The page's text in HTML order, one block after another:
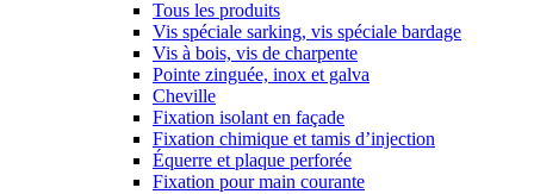
Tous les produits
Vis spéciale sarking, vis spéciale bardage
Vis à bois, vis de charpente
Pointe zinguée, inox et galva
Cheville
Fixation isolant en façade
Fixation chimique et tamis d’injection
Équerre et plaque perforée
Fixation pour main courante